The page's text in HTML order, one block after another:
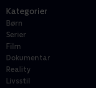
Kategorier
Børn
Serier
Film
Dokumentar
Reality
Livsstil